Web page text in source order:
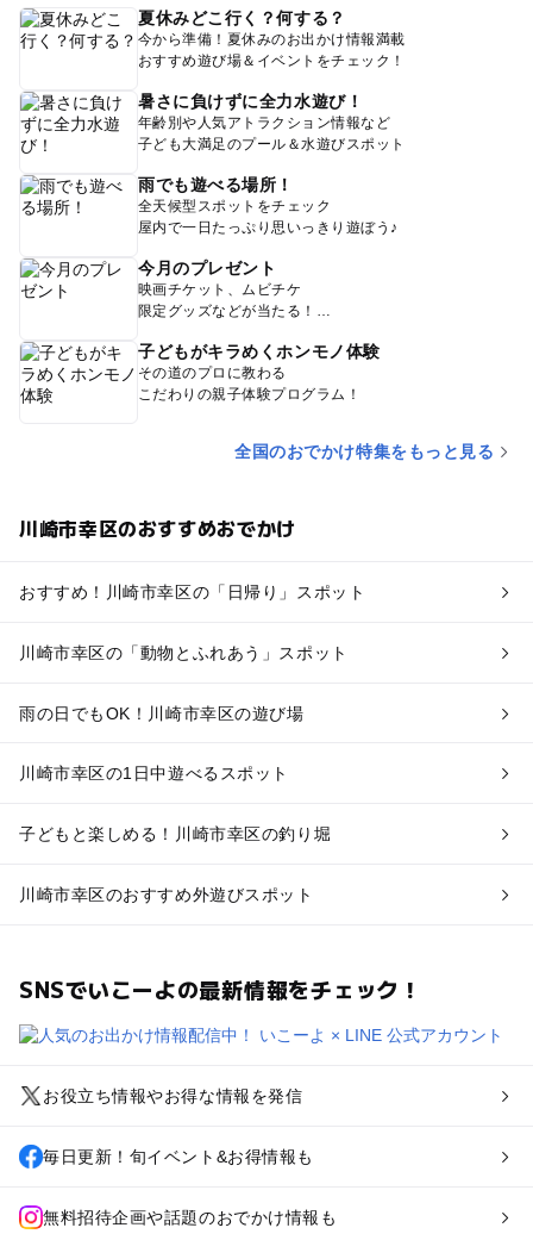
夏休みどこ行く？何する？
今から準備！夏休みのお出かけ情報満載
おすすめ遊び場＆イベントをチェック！
暑さに負けずに全力水遊び！
年齢別や人気アトラクション情報など
子ども大満足のプール＆水遊びスポット
雨でも遊べる場所！
全天候型スポットをチェック
屋内で一日たっぷり思いっきり遊ぼう♪
今月のプレゼント
映画チケット、ムビチケ
限定グッズなどが当たる！
子どもがキラめくホンモノ体験
その道のプロに教わる
こだわりの親子体験プログラム！
全国のおでかけ特集をもっと見る
川崎市幸区のおすすめおでかけ
おすすめ！川崎市幸区の「日帰り」スポット
川崎市幸区の「動物とふれあう」スポット
雨の日でもOK！川崎市幸区の遊び場
川崎市幸区の1日中遊べるスポット
子どもと楽しめる！川崎市幸区の釣り堀
川崎市幸区のおすすめ外遊びスポット
SNSでいこーよの最新情報をチェック！
お役立ち情報やお得な情報を発信
毎日更新！旬イベント&お得情報も
無料招待企画や話題のおでかけ情報も